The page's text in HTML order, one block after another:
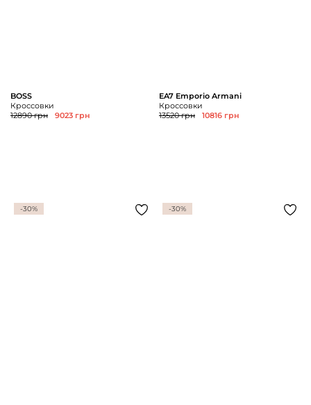
BOSS
Кроссовки
12890 грн
9023 грн
EA7 Emporio Armani
Кроссовки
13520 грн
10816 грн
-30% -30%